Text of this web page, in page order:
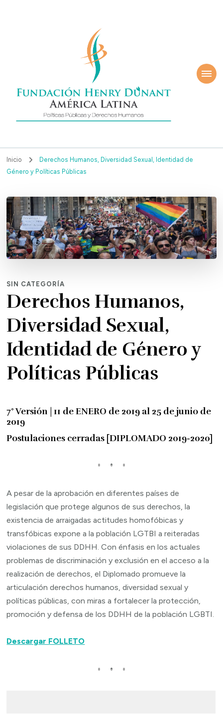
Henry
América Latina
Inicio
Derechos Humanos, Diversidad Sexual, Identidad de
Género y Políticas Públicas
SIN CATEGORÍA
Derechos Humanos,
Diversidad Sexual,
Identidad de Género y
Políticas Públicas
7° Versión | 11 de ENERO de 2019 al 25 de junio de
2019
Postulaciones cerradas [DIPLOMADO 2019-2020]
A pesar de la aprobación en diferentes países de
legislación que protege algunos de sus derechos, la
existencia de arraigadas actitudes homofóbicas y
transfóbicas expone a la población LGTBI a reiteradas
violaciones de sus DDHH. Con énfasis en los actuales
problemas de discriminación y exclusión en el acceso a la
realización de derechos, el Diplomado promueve la
articulación derechos humanos, diversidad sexual y
políticas públicas, con miras a fortalecer la protección,
promoción y defensa de los DDHH de la población LGBTI.
Descargar FOLLETO